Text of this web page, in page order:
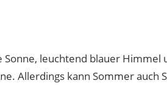
leuchtend blauer Himmel
Allerdings kann Sommer auch